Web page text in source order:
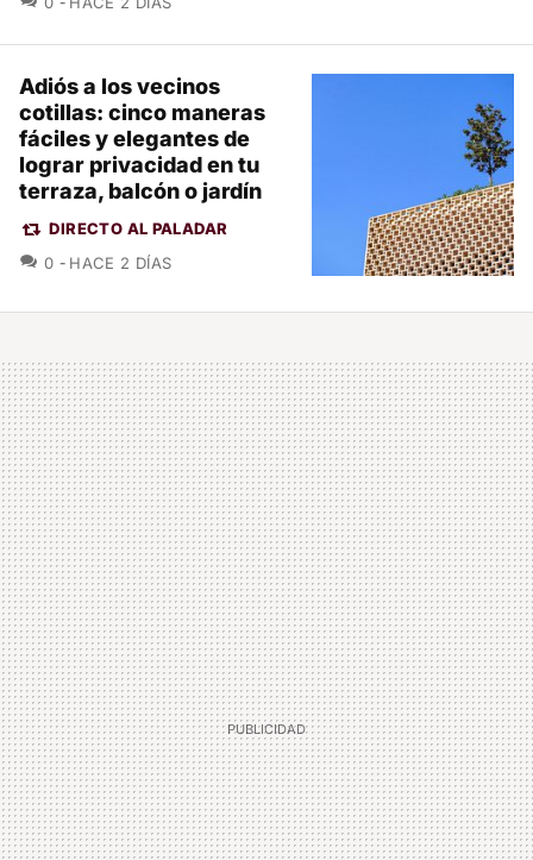
Adiós a los vecinos
cotillas: cinco maneras
fáciles y elegantes de
lograr privacidad en tu
terraza, balcón o jardín
DIRECTO AL PALADAR
0 COMENTARIOS
HACE 2 DÍAS